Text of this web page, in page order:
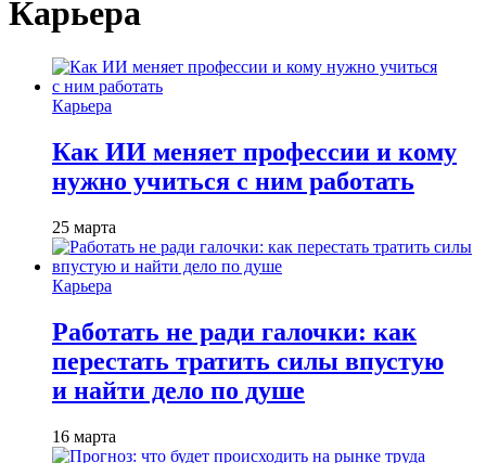
Карьера
Карьера
Как ИИ меняет профессии и кому
нужно учиться с ним работать
25 марта
Карьера
Работать не ради галочки: как
перестать тратить силы впустую
и найти дело по душе
16 марта